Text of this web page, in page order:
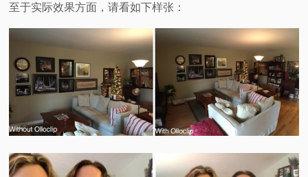
至于实际效果方面，请看如下样张：